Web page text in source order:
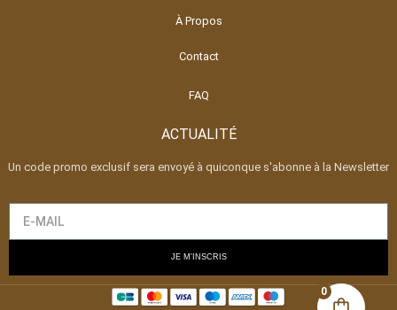
À Propos
Contact
FAQ
ACTUALITÉ
Un code promo exclusif sera envoyé à quiconque s'abonne à la Newsletter
JE M'INSCRIS
0